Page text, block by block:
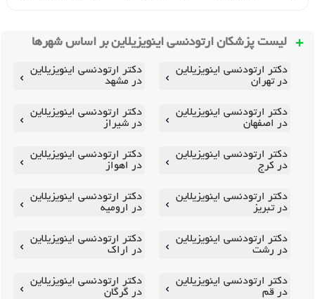
لیست پزشکان ارتودنسی اینویزیلاین بر اساس شهرها
دکتر ارتودنسی اینویزیلاین
در تهران
دکتر ارتودنسی اینویزیلاین
در مشهد
دکتر ارتودنسی اینویزیلاین
در اصفهان
دکتر ارتودنسی اینویزیلاین
در شیراز
دکتر ارتودنسی اینویزیلاین
در کرج
دکتر ارتودنسی اینویزیلاین
در اهواز
دکتر ارتودنسی اینویزیلاین
در تبریز
دکتر ارتودنسی اینویزیلاین
در ارومیه
دکتر ارتودنسی اینویزیلاین
در رشت
دکتر ارتودنسی اینویزیلاین
در اراک
دکتر ارتودنسی اینویزیلاین
در قم
دکتر ارتودنسی اینویزیلاین
در گرگان